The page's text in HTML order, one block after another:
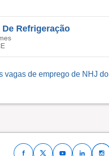
De Refrigeração
vagas de emprego de NHJ do